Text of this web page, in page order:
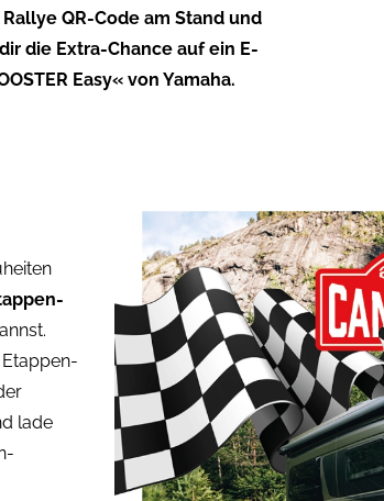
QR-Code am Stand und
die Extra-Chance auf ein E-
Easy« von Yamaha.
lade